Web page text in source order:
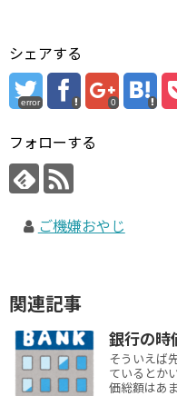
シェアする
error 0
フォローする
ご機嫌おやじ
関連記事
銀行の時
そういえば
ているとか
価総額はあ